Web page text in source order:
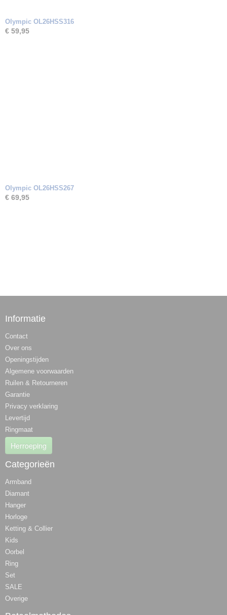
Olympic OL26HSS316
€ 59,95
Olympic OL26HSS267
€ 69,95
Informatie
Contact
Over ons
Openingstijden
Algemene voorwaarden
Ruilen & Retourneren
Garantie
Privacy verklaring
Levertijd
Ringmaat
Herroeping
Categorieën
Armband
Diamant
Hanger
Horloge
Ketting & Collier
Kids
Oorbel
Ring
Set
SALE
Overige